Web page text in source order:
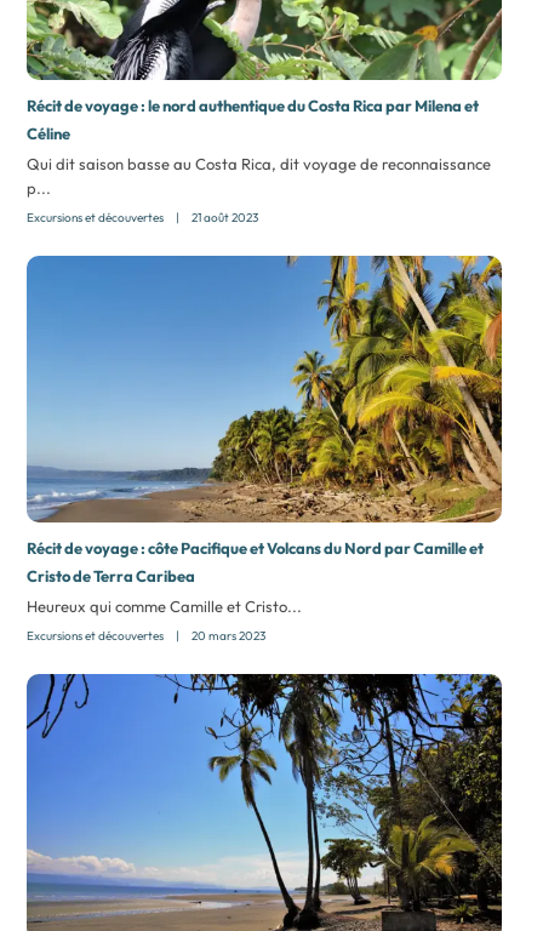
Récit de voyage : le nord authentique du Costa Rica par Milena et
Céline
Qui dit saison basse au Costa Rica, dit voyage de reconnaissance
p...
Excursions et découvertes | 21 août 2023
Récit de voyage : côte Pacifique et Volcans du Nord par Camille et
Cristo de Terra Caribea
Heureux qui comme Camille et Cristo...
Excursions et découvertes | 20 mars 2023